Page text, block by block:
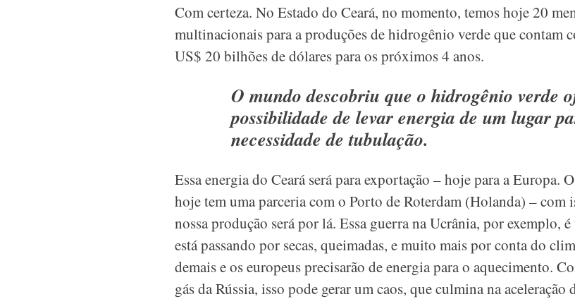
Com certeza. No Estado do Ceará, no momento, temos hoje 20
multinacionais para a produções de hidrogênio verde que contam
US$ 20 bilhões de dólares para os próximos 4 anos.
O mundo descobriu que o hidrogênio verde
possibilidade de levar energia de um lugar
necessidade de tubulação.
Essa energia do Ceará será para exportação – hoje para a Europa.
hoje tem uma parceria com o Porto de Roterdam (Holanda) – com
nossa produção será por lá. Essa guerra na Ucrânia, por exemplo,
está passando por secas, queimadas, e muito mais por conta do
demais e os europeus precisarão de energia para o aquecimento.
gás da Rússia, isso pode gerar um caos, que culmina na